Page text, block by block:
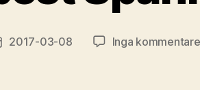
2017-03-08 Inga